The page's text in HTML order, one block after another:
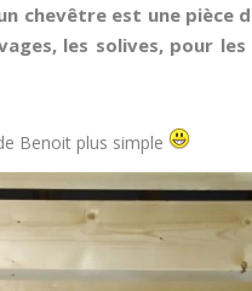
chevêtre est une pièce
, les solives, pour
Benoit plus simple